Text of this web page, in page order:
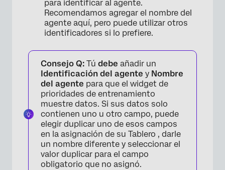
para identificar al agente.
Recomendamos agregar el nombre del
agente aquí, pero puede utilizar otros
identificadores si lo prefiere.
Consejo Q: Tú debe añadir un
Identificación del agente y Nombre
del agente para que el widget de
prioridades de entrenamiento
muestre datos. Si sus datos solo
contienen uno u otro campo, puede
elegir duplicar uno de esos campos
en la asignación de su Tablero , darle
un nombre diferente y seleccionar el
valor duplicar para el campo
obligatorio que no asignó.